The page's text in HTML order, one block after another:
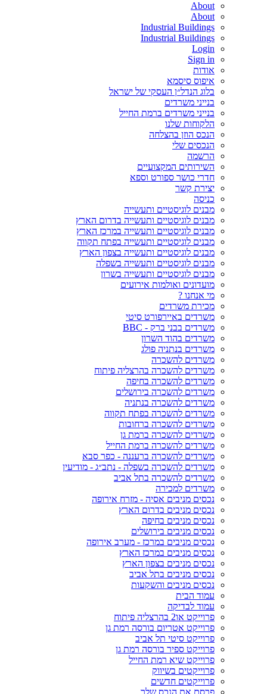
About
About
Industrial Buildings
Industrial Buildings
Login
Sign in
אודות
איפוס סיסמא
בלוג הנדל״ן העסקי של ישראל
בנייני משרדים
בנייני משרדים ברמת החייל
הלקוחות שלנו
הנכס הוזן בהצלחה
הנכסים שלי
הרשמה
השירותים המקצועיים
חדרי כושר ספורט וספא
יצירת קשר
כניסה
מבנים לוגיסטיים ותעשייה
מבנים לוגיסטיים ותעשייה בדרום הארץ
מבנים לוגיסטיים ותעשייה במרכז הארץ
מבנים לוגיסטיים ותעשייה בפתח תקווה
מבנים לוגיסטיים ותעשייה בצפון הארץ
מבנים לוגיסטיים ותעשייה בשפלה
מבנים לוגיסטיים ותעשייה בשרון
מועדונים ואולמות אירועים
מי אנחנו ?
מכירת משרדים
משרדים באיירפורט סיטי
משרדים בבני ברק - BBC
משרדים בהוד השרון
משרדים בנתניה פולג
משרדים להשכרה
משרדים להשכרה בהרצליה פיתוח
משרדים להשכרה בחיפה
משרדים להשכרה בירושלים
משרדים להשכרה בנתניה
משרדים להשכרה בפתח תקווה
משרדים להשכרה ברחובות
משרדים להשכרה ברמת גן
משרדים להשכרה ברמת החייל
משרדים להשכרה ברעננה - כפר סבא
משרדים להשכרה בשפלה - נתב״ג - מודיעין
משרדים להשכרה בתל אביב
משרדים למכירה
נכסים מניבים אסיה - מזרח אירופה
נכסים מניבים בדרום הארץ
נכסים מניבים בחיפה
נכסים מניבים בירושלים
נכסים מניבים במרכז - מערב אירופה
נכסים מניבים במרכז הארץ
נכסים מניבים בצפון הארץ
נכסים מניבים בתל אביב
נכסים מניבים והשקעות
עמוד הבית
עמוד לבדיקה
פרוייקט או2 בהרצליה פיתוח
פרוייקט אטריום בורסה רמת גן
פרוייקט סיטי תל אביב
פרוייקט ספיר בורסה רמת גן
פרוייקט שיא רמת החייל
פרוייקטים בשיווק
פרוייקטים חדשים